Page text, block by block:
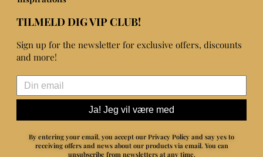
TILMELD DIG VIP CLUB!
Sign up for the newsletter for exclusive offers, discounts
and more!
Ja! Jeg vil være med
By entering your email, you accept our Privacy Policy and say yes to
receiving offers and news about our products via email. You can
unsubscribe from newsletters at any time.